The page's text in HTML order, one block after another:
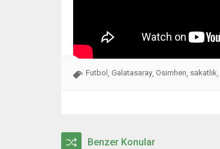
Futbol , Galatasaray, Osimhen, sakatlık,
Benzer Konular